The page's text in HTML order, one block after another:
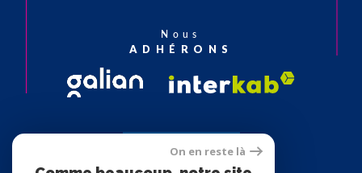
Nous
ADHÉRONS
On en reste là